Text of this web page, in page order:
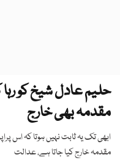
حلیم عادل شیخ کو
مقدمہ بھی خارج
ابھی تک یہ ثابت نہیں ہوتا کہ اس
مقدمہ خارج کیا جاتا ہے، عدالت